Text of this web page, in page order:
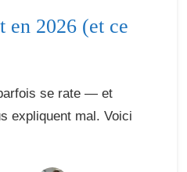
en 2026 (et ce
se rate — et
expliquent mal. Voici